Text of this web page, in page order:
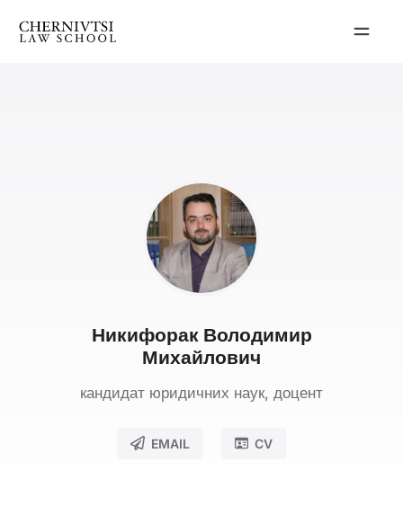
Никифорак Володимир
Михайлович
кандидат юридичних наук, доцент
EMAIL CV